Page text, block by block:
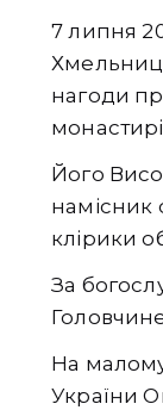
7 липня
нагоди
Його
намісник
клірики
За
На
України